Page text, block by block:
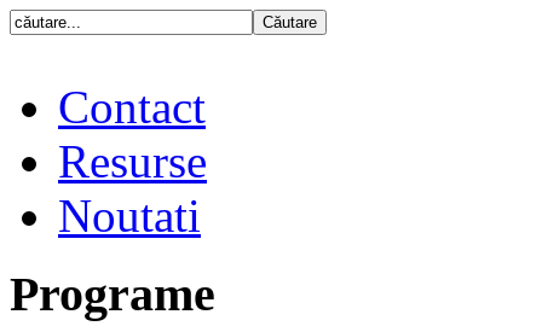
Contact
Resurse
Noutati
Programe